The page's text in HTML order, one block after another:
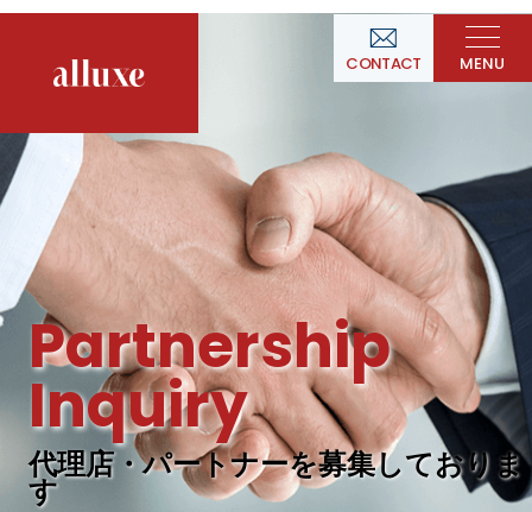
CONTACT MENU
Partnership
Inquiry
代理店・パートナーを募集しておりま
す